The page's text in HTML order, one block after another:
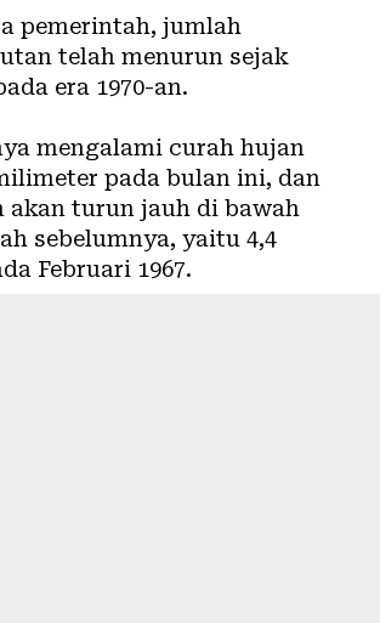
pemerintah, jumlah
telah menurun sejak
era 1970-an.
mengalami curah hujan
pada bulan ini, dan
akan turun jauh di bawah
sebelumnya, yaitu 4,4
Februari 1967.